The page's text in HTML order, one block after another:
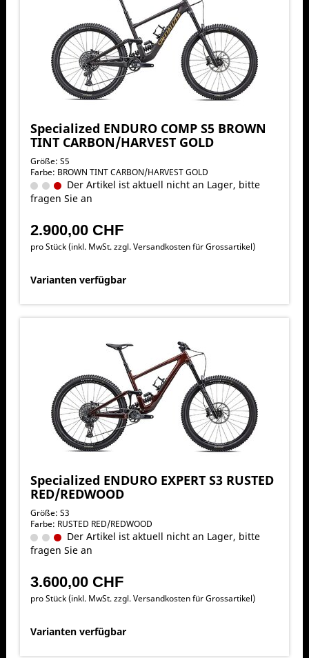
Specialized ENDURO COMP S5 BROWN
TINT CARBON/HARVEST GOLD
Größe: S5
Farbe: BROWN TINT CARBON/HARVEST GOLD
Der Artikel ist aktuell nicht an Lager, bitte
fragen Sie an
2.900,00 CHF
pro Stück (inkl. MwSt. zzgl.Versandkosten für Grossartikel)
Varianten verfügbar
Specialized ENDURO EXPERT S3 RUSTED
RED/REDWOOD
Größe: S3
Farbe: RUSTED RED/REDWOOD
Der Artikel ist aktuell nicht an Lager, bitte
fragen Sie an
3.600,00 CHF
pro Stück (inkl. MwSt. zzgl.Versandkosten für Grossartikel)
Varianten verfügbar